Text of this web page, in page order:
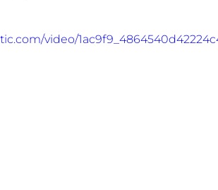
video/